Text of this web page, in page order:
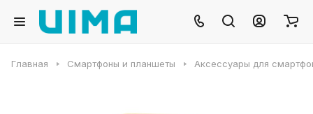
Главная Смартфоны и планшеты Аксессуары для